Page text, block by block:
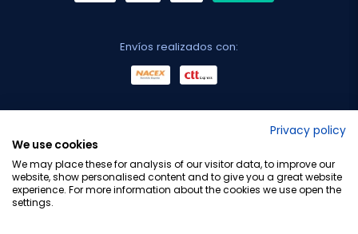
Envíos realizados con:
Privacy policy
We use cookies
We may place these for analysis of our visitor data, to improve our
website, show personalised content and to give you a great website
experience. For more information about the cookies we use open the
settings.